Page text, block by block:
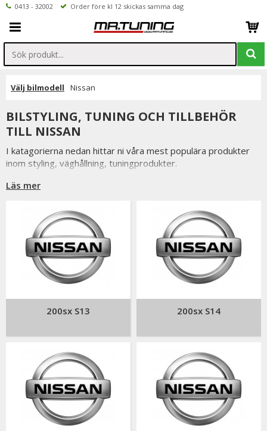
0413 - 32002 Order före kl 12 skickas samma dag
Välj bilmodell Nissan
BILSTYLING, TUNING OCH TILLBEHÖR
TILL NISSAN
I katagorierna nedan hittar ni våra mest populära produkter
inom styling, väghållning, tuningprodukter.
Är det något som du funderar över eller inte hittar i vårt
Till Nissan.
Läs mer
200sx S13 200sx S14